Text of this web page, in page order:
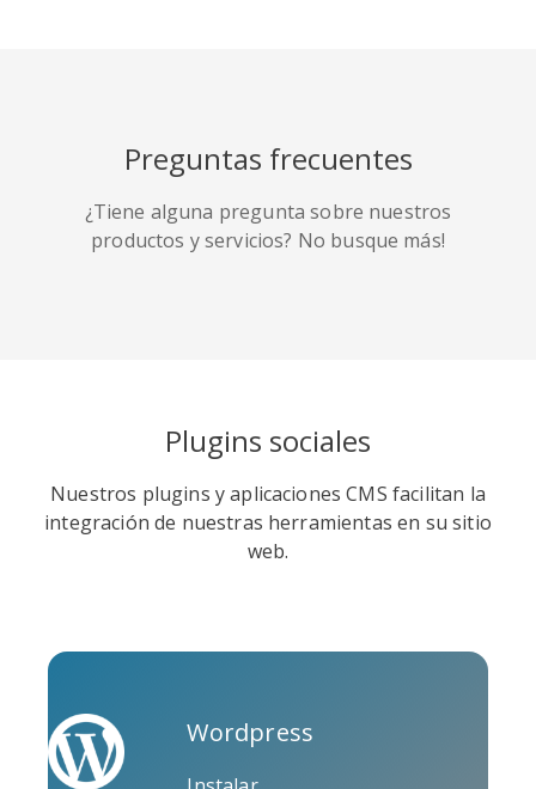
Quora Github Skype
Overflow
Trello Twitch Vk
Preguntas frecuentes
¿Tiene alguna pregunta sobre nuestros
productos y servicios? No busque más!
Plugins sociales
Nuestros plugins y aplicaciones CMS facilitan la
integración de nuestras herramientas en su sitio
web.
Wordpress